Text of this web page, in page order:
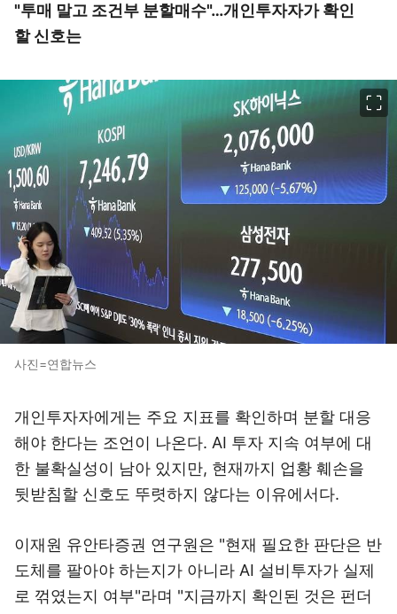
"투매 말고 조건부 분할매수"…개인투자자가 확인
할 신호는
사진=연합뉴스
개인투자자에게는 주요 지표를 확인하며 분할 대응
해야 한다는 조언이 나온다. AI 투자 지속 여부에 대
한 불확실성이 남아 있지만, 현재까지 업황 훼손을
뒷받침할 신호도 뚜렷하지 않다는 이유에서다.
이재원 유안타증권 연구원은 "현재 필요한 판단은 반
도체를 팔아야 하는지가 아니라 AI 설비투자가 실제
로 꺾였는지 여부"라며 "지금까지 확인된 것은 펀더